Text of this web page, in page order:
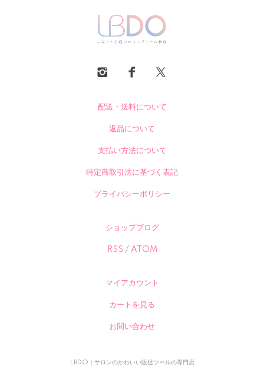
配送・送料について
返品について
支払い方法について
特定商取引法に基づく表記
プライバシーポリシー
ショップブログ
RSS / ATOM
マイアカウント
カートを見る
お問い合わせ
LBDO｜サロンのかわいい販促ツールの専門店